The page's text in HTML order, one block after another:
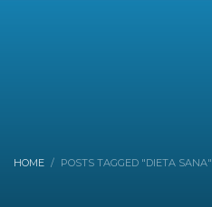
HOME POSTS TAGGED "DIETA SANA"